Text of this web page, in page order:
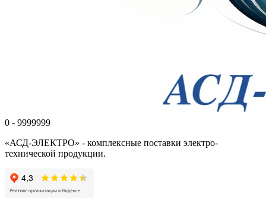
0 - 9999999
«АСД-ЭЛЕКТРО» - комплексные поставки электро-
технической продукции.